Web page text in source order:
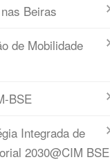
Beiras
de Mobilidade
BSE
Integrada de
2030@CIM BSE